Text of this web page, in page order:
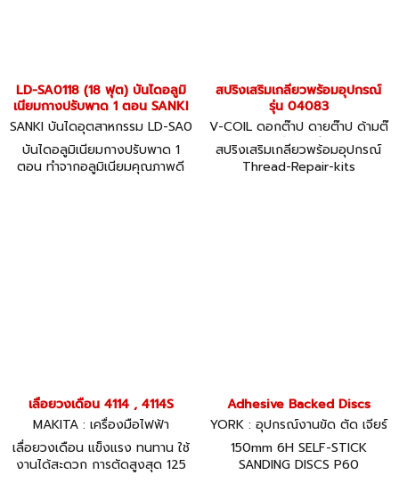
LD-SA0118 (18 ฟุต) บันไดอลูมิ
เนียมกางปรับพาด 1 ตอน SANKI
SANKI บันไดอุตสาหกรรม LD-SA0
118
บันไดอลูมิเนียมกางปรับพาด 1
ตอน ทำจากอลูมิเนียมคุณภาพดี
สปริงเสริมเกลียวพร้อมอุปกรณ์
รุ่น 04083
V-COIL ดอกต๊าป ดายต๊าป ด้ามต๊
าป ชุดสปริงซ่อมเกลียว 04083
สปริงเสริมเกลียวพร้อมอุปกรณ์
Thread-Repair-kits
เลื่อยวงเดือน 4114 , 4114S
MAKITA : เครื่องมือไฟฟ้า
เลื่อยวงเดือน แข็งแรง ทนทาน ใช้
งานได้สะดวก การตัดสูงสุด 125
Adhesive Backed Discs
YORK : อุปกรณ์งานขัด ตัด เจียร์
150mm 6H SELF-STICK
SANDING DISCS P60